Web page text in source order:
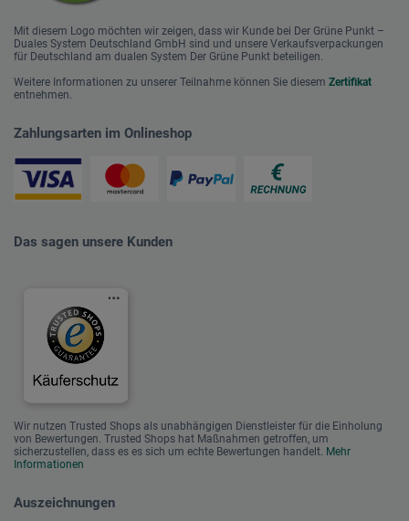
Mit diesem Logo möchten wir zeigen, dass wir Kunde bei Der Grüne Punkt –
Duales System Deutschland GmbH sind und unsere Verkaufsverpackungen
für Deutschland am dualen System Der Grüne Punkt beteiligen.
Weitere Informationen zu unserer Teilnahme können Sie diesem Zertifikat
entnehmen.
Zahlungsarten im Onlineshop
Das sagen unsere Kunden
Wir nutzen Trusted Shops als unabhängigen Dienstleister für die Einholung
von Bewertungen. Trusted Shops hat Maßnahmen getroffen, um
sicherzustellen, dass es es sich um echte Bewertungen handelt. Mehr
Informationen
Auszeichnungen